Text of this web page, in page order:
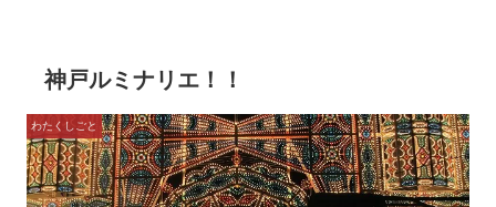
神戸ルミナリエ！！
わたくしごと